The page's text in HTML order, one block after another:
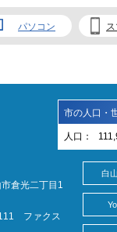
パソコン
市の人口・
人口：
倉光二丁目1
ファクス
白